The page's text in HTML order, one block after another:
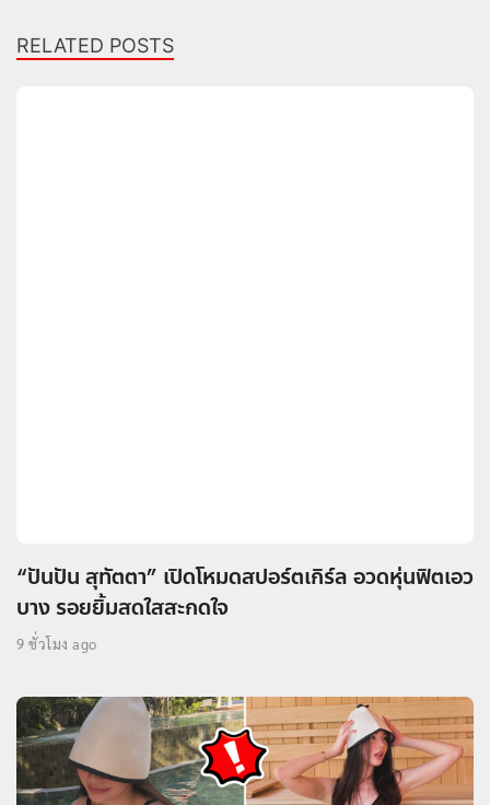
RELATED POSTS
“ปันปัน สุทัตตา” เปิดโหมดสปอร์ตเกิร์ล อวดหุ่นฟิตเอว
บาง รอยยิ้มสดใสสะกดใจ
9 ชั่วโมง ago